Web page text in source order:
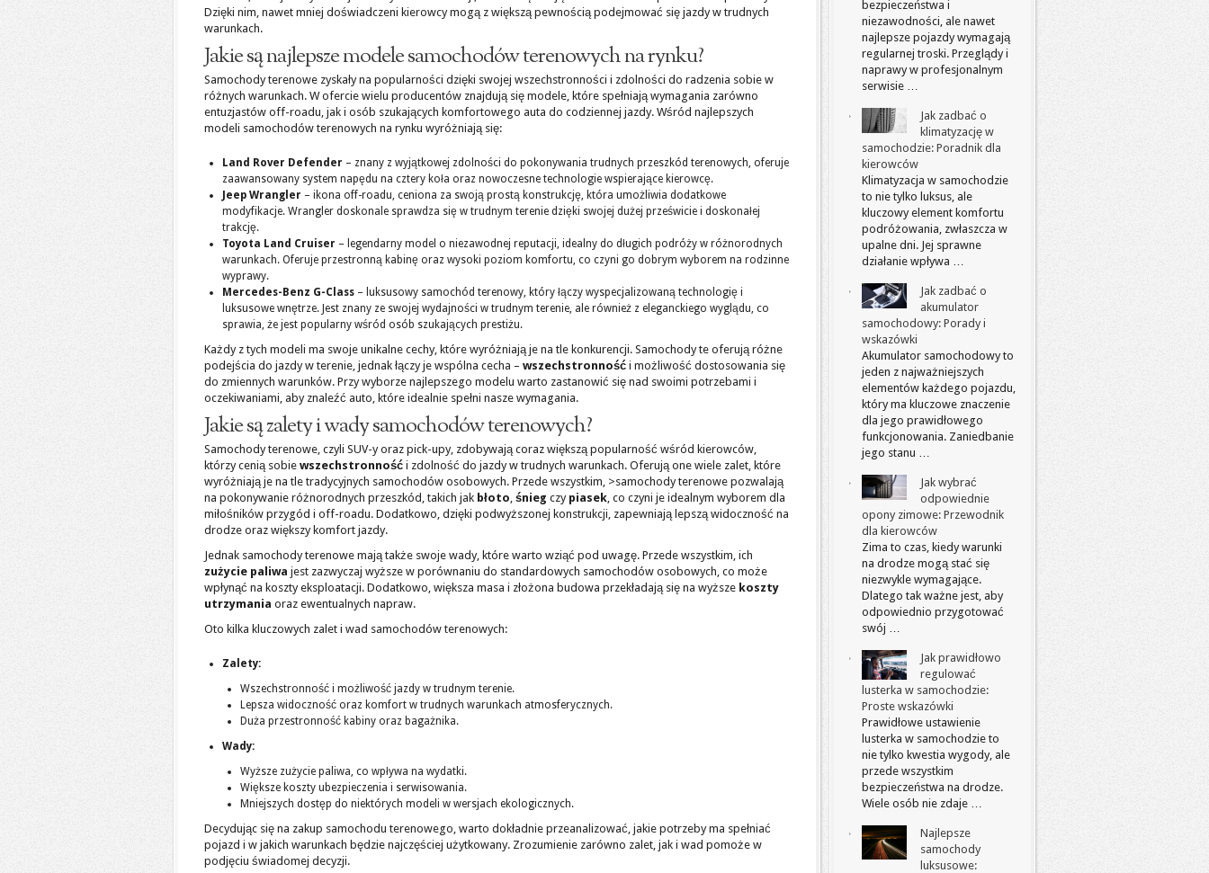
Dzięki nim, nawet mniej doświadczeni kierowcy mogą z większą pewnością podejmować się jazdy w trudnych
warunkach.
Jakie są najlepsze modele samochodów terenowych na rynku?
Samochody terenowe zyskały na popularności dzięki swojej wszechstronności i zdolności do radzenia sobie w
różnych warunkach. W ofercie wielu producentów znajdują się modele, które spełniają wymagania zarówno
entuzjastów off-roadu, jak i osób szukających komfortowego auta do codziennej jazdy. Wśród najlepszych
modeli samochodów terenowych na rynku wyróżniają się:
Land Rover Defender – znany z wyjątkowej zdolności do pokonywania trudnych przeszkód terenowych, oferuje
zaawansowany system napędu na cztery koła oraz nowoczesne technologie wspierające kierowcę.
Jeep Wrangler – ikona off-roadu, ceniona za swoją prostą konstrukcję, która umożliwia dodatkowe
modyfikacje. Wrangler doskonale sprawdza się w trudnym terenie dzięki swojej dużej prześwicie i doskonałej
trakcję.
Toyota Land Cruiser – legendarny model o niezawodnej reputacji, idealny do długich podróży w różnorodnych
warunkach. Oferuje przestronną kabinę oraz wysoki poziom komfortu, co czyni go dobrym wyborem na rodzinne
wyprawy.
Mercedes-Benz G-Class – luksusowy samochód terenowy, który łączy wyspecjalizowaną technologię i
luksusowe wnętrze. Jest znany ze swojej wydajności w trudnym terenie, ale również z eleganckiego wyglądu, co
sprawia, że jest popularny wśród osób szukających prestiżu.
Każdy z tych modeli ma swoje unikalne cechy, które wyróżniają je na tle konkurencji. Samochody te oferują różne
podejścia do jazdy w terenie, jednak łączy je wspólna cecha – wszechstronność i możliwość dostosowania się
do zmiennych warunków. Przy wyborze najlepszego modelu warto zastanowić się nad swoimi potrzebami i
oczekiwaniami, aby znaleźć auto, które idealnie spełni nasze wymagania.
Jakie są zalety i wady samochodów terenowych?
Samochody terenowe, czyli SUV-y oraz pick-upy, zdobywają coraz większą popularność wśród kierowców,
którzy cenią sobie wszechstronność i zdolność do jazdy w trudnych warunkach. Oferują one wiele zalet, które
wyróżniają je na tle tradycyjnych samochodów osobowych. Przede wszystkim, >samochody terenowe pozwalają
na pokonywanie różnorodnych przeszkód, takich jak błoto, śnieg czy piasek, co czyni je idealnym wyborem dla
miłośników przygód i off-roadu. Dodatkowo, dzięki podwyższonej konstrukcji, zapewniają lepszą widoczność na
drodze oraz większy komfort jazdy.
Jednak samochody terenowe mają także swoje wady, które warto wziąć pod uwagę. Przede wszystkim, ich
zużycie paliwa jest zazwyczaj wyższe w porównaniu do standardowych samochodów osobowych, co może
wpłynąć na koszty eksploatacji. Dodatkowo, większa masa i złożona budowa przekładają się na wyższe koszty
utrzymania oraz ewentualnych napraw.
Oto kilka kluczowych zalet i wad samochodów terenowych:
Zalety:
Wszechstronność i możliwość jazdy w trudnym terenie.
Lepsza widoczność oraz komfort w trudnych warunkach atmosferycznych.
Duża przestronność kabiny oraz bagażnika.
Wady:
Wyższe zużycie paliwa, co wpływa na wydatki.
Większe koszty ubezpieczenia i serwisowania.
Mniejszych dostęp do niektórych modeli w wersjach ekologicznych.
Decydując się na zakup samochodu terenowego, warto dokładnie przeanalizować, jakie potrzeby ma spełniać
pojazd i w jakich warunkach będzie najczęściej użytkowany. Zrozumienie zarówno zalet, jak i wad pomoże w
podjęciu świadomej decyzji.
bezpieczeństwa i
niezawodności, ale nawet
najlepsze pojazdy wymagają
regularnej troski. Przeglądy i
naprawy w profesjonalnym
serwisie …
Jak zadbać o
klimatyzację w
samochodzie: Poradnik dla
kierowców
Klimatyzacja w samochodzie
to nie tylko luksus, ale
kluczowy element komfortu
podróżowania, zwłaszcza w
upalne dni. Jej sprawne
działanie wpływa …
Jak zadbać o
akumulator
samochodowy: Porady i
wskazówki
Akumulator samochodowy to
jeden z najważniejszych
elementów każdego pojazdu,
który ma kluczowe znaczenie
dla jego prawidłowego
funkcjonowania. Zaniedbanie
jego stanu …
Jak wybrać
odpowiednie
opony zimowe: Przewodnik
dla kierowców
Zima to czas, kiedy warunki
na drodze mogą stać się
niezwykle wymagające.
Dlatego tak ważne jest, aby
odpowiednio przygotować
swój …
Jak prawidłowo
regulować
lusterka w samochodzie:
Proste wskazówki
Prawidłowe ustawienie
lusterka w samochodzie to
nie tylko kwestia wygody, ale
przede wszystkim
bezpieczeństwa na drodze.
Wiele osób nie zdaje …
Najlepsze
samochody
luksusowe: